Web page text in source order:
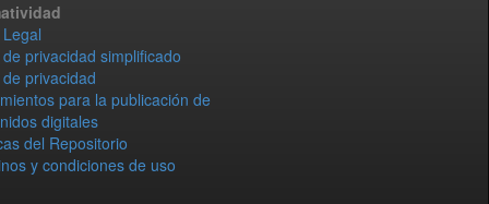
privacidad simplificado
privacidad
para la publicación de
digitales
del Repositorio
y condiciones de uso